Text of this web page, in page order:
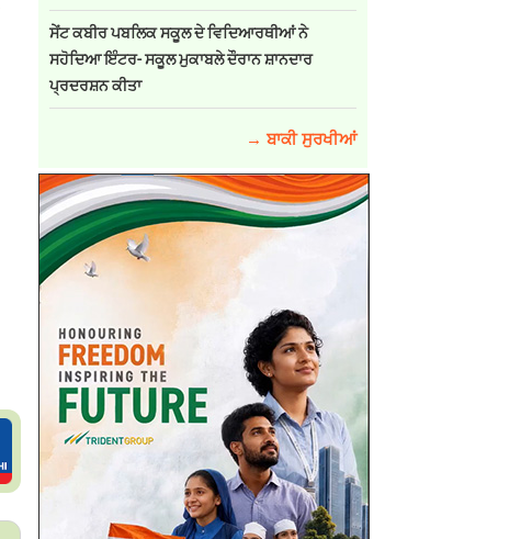
ਸੇਂਟ ਕਬੀਰ ਪਬਲਿਕ ਸਕੂਲ ਦੇ ਵਿਦਿਆਰਥੀਆਂ ਨੇ
ਸਹੋਦਿਆ ਇੰਟਰ- ਸਕੂਲ ਮੁਕਾਬਲੇ ਦੌਰਾਨ ਸ਼ਾਨਦਾਰ
ਪ੍ਰਦਰਸ਼ਨ ਕੀਤਾ
→ ਬਾਕੀ ਸੁਰਖੀਆਂ